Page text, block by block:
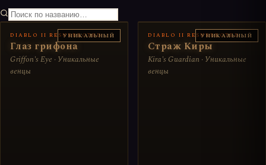
УНИКАЛЬНЫЙ
DIABLO II RESURRECTED
Глаз грифона
Griffon's Eye · Уникальные
венцы
УНИКАЛЬНЫЙ
DIABLO II RESURRECTED
Страж Киры
Kira's Guardian · Уникальные
венцы